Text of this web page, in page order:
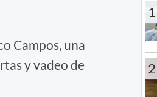
Campos, una
y vadeo de
1
2